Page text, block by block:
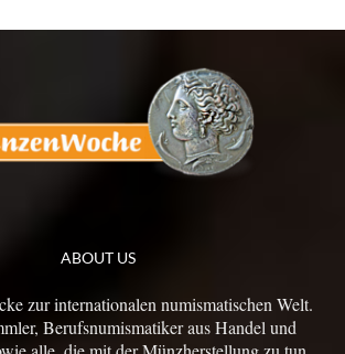
ABOUT US
zur internationalen numismatischen Welt.
Berufsnumismatiker aus Handel und